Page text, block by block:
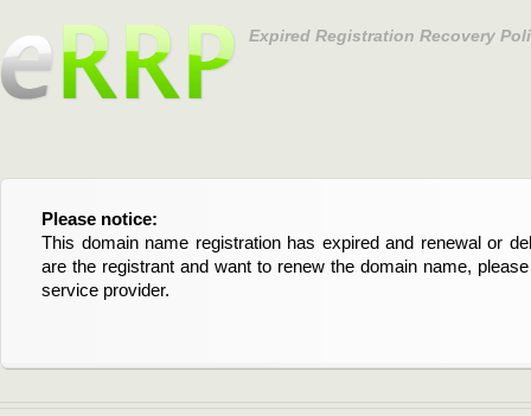
Expired Registration Recovery
Please notice:
This domain name registration has expired and renewal or
are the registrant and want to renew the domain name,
service provider.
Bitte beachten Sie:
Diese Domainregistrierung ist abgelaufen und die
Domain stehen an. Wenn Sie der Registrant sind und
verlängern möchten, kontaktieren Sie bitte Ihren Service-